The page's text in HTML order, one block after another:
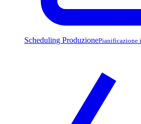
Scheduling ProduzionePianificazione